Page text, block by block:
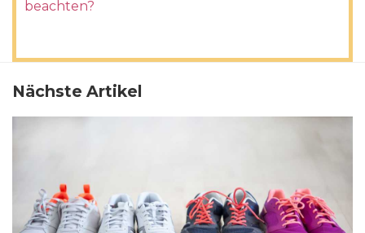
beachten?
Nächste Artikel